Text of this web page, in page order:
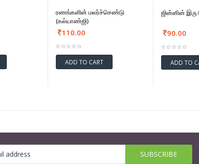
ரணங்களின் மலர்ச்செண்டு
(கல்யாண்ஜி)
110.00
ADD TO CART
ஜின்னின்
90.00
ADD TO